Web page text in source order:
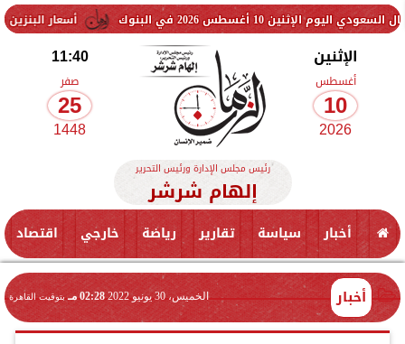
أسعار البنزين والسولار 2026 في البنوك
الإثنين
أغسطس
10
2026
11:40
صفر
25
1448
رئيس مجلس الإدارة ورئيس التحرير
إلهام شرشر
أخبار سياسة تقارير رياضة خارجي اقتصاد
أخبار الخميس، 30 يونيو 2022 02:28 مـ بتوقيت القاهرة